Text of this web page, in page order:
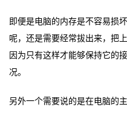
即便是电脑的内存是不容易损
呢，还是需要经常拔出来，把
因为只有这样才能够保持它的
况。
另外一个需要说的是在电脑的